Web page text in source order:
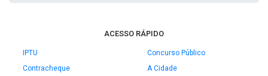
ACESSO RÁPIDO
IPTU
Concurso Público
Contracheque
A Cidade